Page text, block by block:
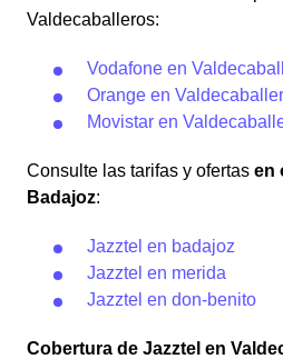
Valdecaballeros:
Vodafone en
Orange en
Movistar en
Consulte las tarifas y ofertas en
Badajoz:
Jazztel en badajoz
Jazztel en merida
Jazztel en don-benito
Cobertura de Jazztel en